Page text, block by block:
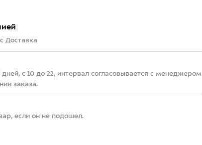
Доставка
с 10 до 22, интервал согласовывается с менеджером
заказа.
если он не подошел.